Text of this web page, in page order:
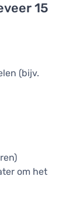
15
(bijv.
om het